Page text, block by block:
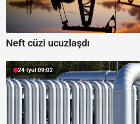
Neft cüzi ucuzlaşdı
24 İyul 09:02